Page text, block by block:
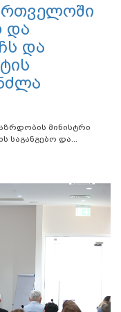
და
და
მინისტრი
საგანგებო და...